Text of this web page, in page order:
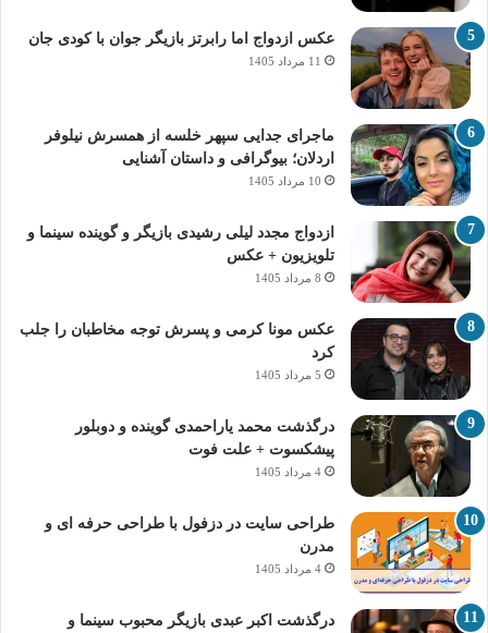
عکس ازدواج اما رابرتز بازیگر جوان با کودی جان
11 مرداد 1405
ماجرای جدایی سپهر خلسه از همسرش نیلوفر
اردلان؛ بیوگرافی و داستان آشنایی
10 مرداد 1405
ازدواج مجدد لیلی رشیدی بازیگر و گوینده سینما و
تلویزیون + عکس
8 مرداد 1405
عکس مونا کرمی و پسرش توجه مخاطبان را جلب
کرد
5 مرداد 1405
درگذشت محمد یاراحمدی گوینده و دوبلور
پیشکسوت + علت فوت
4 مرداد 1405
طراحی سایت در دزفول با طراحی حرفه‌ ای و
مدرن
4 مرداد 1405
درگذشت اکبر عبدی بازیگر محبوب سینما و